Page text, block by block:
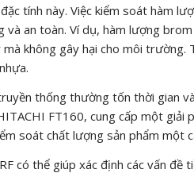
tính này. Việc kiểm soát hàm
và an toàn. Ví dụ, hàm lượng
mà không gây hại cho môi
thống thường tốn thời gian
FT160, cung cấp một giải
soát chất lượng sản phẩm một
có thể giúp xác định các vấn